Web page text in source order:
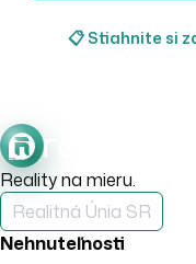
📋 Stiahnite si
Reality na mieru.
Realitná Únia SR
Nehnuteľnosti